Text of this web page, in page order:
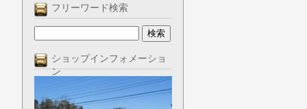
フリーワード検索
ショップインフォメーショ
ン